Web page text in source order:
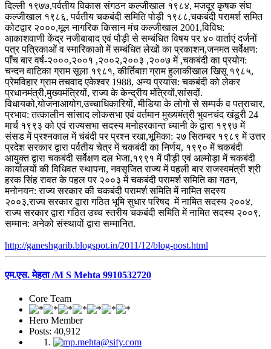
दिल्ली १९७७,पर्वतीय विकास संगठन कल्जीखाल १९८४, मजदूर कृषक संघ
कल्जीखाल १९८६, पर्वतीय चकबंदी समिति पोड़ी १९८८,चकबंदी परामर्श समित
कोटद्वार २०००,मूल नागरिक किसान मंच कल्जीखाल 2001,विविध:
आकाशवाणी केंद्र नजीबाबाद एवं पौड़ी से सम्बंधित विषय पर ४० वार्ताएं दर्जनों
पत्र पत्रिकाओं व स्मारिकाओ में सम्बंधित लेखों का प्रकाशन,जनमत सर्वेक्षण:
पाँच बार वर्ष-२०००,२००१ ,२००२,२००३ ,२००७ में ,चकबंदी का प्रयोग:
चन्दन वाटिका ग्राम सूला १९८१, कीर्तिबाग़ ग्राम हुलाकीखाल खिसू १९८५,
प्रेमविहार ग्राम तचवाद एकेश्वर 1988, अन्य प्रयास: चकबंदी को लेकर
प्रधानमंत्री,मुख्यमंत्रियों, राज्य के केन्द्रीय मंत्रियों,सांसदों.
विधायको,योजनाआयोग,उच्चाधिकारियों, मीडिया के लोगो से सम्पर्क व पत्राचार,
प्रभाव: तत्कालीन सांसाद लोकसभा एवं वर्तमान मुख्यमंत्री भुवनचंद खंडूरी 24
मार्च १९९३ को एवं राज्यसभा सदस्य मनोहरकान्त ध्यानी के द्वारा १९९७ में
संसड में प्रश्नकाल में चंबंदी पर प्रश्न रखा,भूमिका: २७ सितम्बर १९८९ में उत्तर
प्रदेश सरकार द्वारा पर्वतीय चेत्र में चकबंदी का निर्णय, १९९० में चकबंदी
आयुक्त द्वारा चकबंदी सर्वेक्षण दल भेजा,१९९१ में पौड़ी एवं अल्मोड़ा में चकबंदी
कार्यालयों की विधिवत स्थापना, नवसृजित राज्य में पहली बार राजस्वमंत्री श्री
हरक सिंह रावत के पहल पर २००३ में चकबंदी परामर्श समिति का गठन,
मनोनयन: राज्य सरकार की चकबंदी परामर्श समिति में नामित सदस्य
२००३,राज्य सरकार द्वारा गठित भूमि सुधार परिषद में नामित सदस्य २००४,
राज्य सरकार द्वारा गठित उच्च स्तरीय चकबंदी समिति में नामित सदस्य २००९,
सम्मान: अनेको संस्थावों द्वारा सम्मानित.
http://ganeshgarib.blogspot.in/2011/12/blog-post.html
एम.एस. मेहता /M S Mehta 9910532720
Core Team
Hero Member
Posts: 40,912